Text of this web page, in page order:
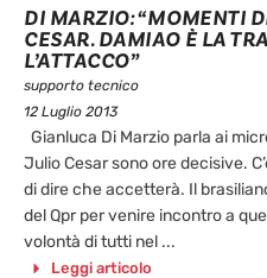
DI MARZIO: “MOMENTI
CESAR. DAMIAO È LA
L’ATTACCO”
supporto tecnico
12 Luglio 2013
Gianluca Di Marzio parla ai
Julio Cesar sono ore decisive.
di dire che accetterà. Il
del Qpr per venire incontro a
volontà di tutti nel ...
Leggi articolo